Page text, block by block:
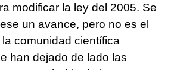
modificar la ley del 2005. Se
un avance, pero no es el
comunidad científica
han dejado de lado las